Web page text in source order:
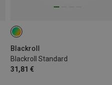
Blackroll
Blackroll Standard
31,81 €